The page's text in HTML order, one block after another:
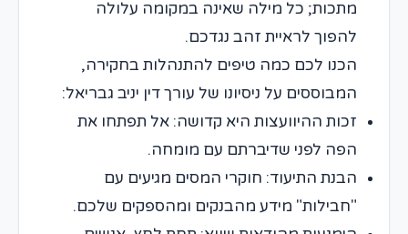
מתכות; כל מילה שאינה במקומה עלולה
להפוך לראיית זהב נגדכם.
הכנו לכם כמה טיפים להתנהלות בחקירה,
המבוססים על ניסיונו של עורך דין יניב גבריאל:
זכות ההיוועצות היא קדושה: אל תפתחו את
הפה לפני שדיברתם עם מומחה.
הבנת התיעוד: חוקרי המסים מגיעים עם
"חבילות" מידע מהבנקים ומהספקים שלכם.